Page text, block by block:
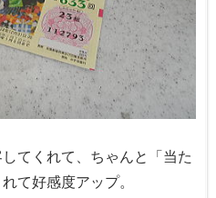
てくれて、ちゃんと「当た
て好感度アップ。